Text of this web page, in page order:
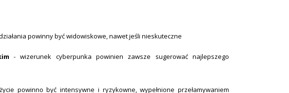
powinny być widowiskowe, nawet jeśli nieskuteczne
- wizerunek cyberpunka powinien zawsze sugerować najlepszego
powinno być intensywne i ryzykowne, wypełnione przełamywaniem